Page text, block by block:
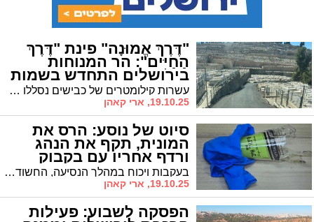
"דֶּרֶךְ אֱמוּנָה" פינת "דֶּרֶךְ
הַחַיִּים": הר המנוחות
בירושלים התחדש בשמות
רחובות עשרות קילומטרים של כבישים נסללו מחדש, חדרי השירותים שופצו והוחלפו, ולראשונה – רחובות ההר קיבלו שמות • מנכ"ל מועצת בתי העלמין: "בשורה של ממש ותיקון היסטורי"
19.10.25, ארי קאהן
סיוט של נוסע: הרס את
המונית, תקף את הנהג
ורדף אחריו עם בקבוק
שבור בעקבות ויכוח במהלך הנסיעה, החשוד שבר את מראת המונית, איים על הנהג ורדף אחריו עם בקבוק שבור • אמש הוארך מעצרו בבית המשפט
19.10.25, ארי קאהן
הפסקה לשבוע: פעילות